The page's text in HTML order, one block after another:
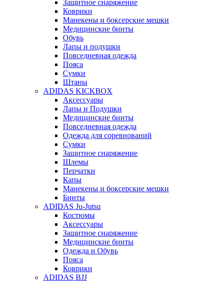
Защитное снаряжение
Коврики
Манекены и боксерские мешки
Медицинские бинты
Обувь
Лапы и подушки
Повседневная одежда
Пояса
Сумки
Штаны
ADIDAS KICKBOX
Аксессуары
Лапы и Подушки
Медицинские бинты
Повседневная одежда
Одежда для соревнований
Сумки
Защитное снаряжение
Шлемы
Перчатки
Капы
Манекены и боксерские мешки
Бинты
ADIDAS Ju-Jutsu
Костюмы
Аксессуары
Защитное снаряжение
Медицинские бинты
Одежда и Обувь
Пояса
Коврики
ADIDAS BJJ